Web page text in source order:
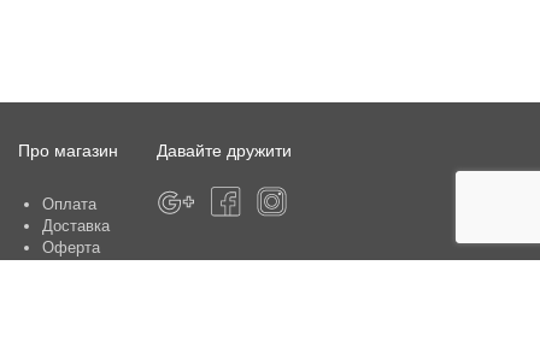
Про магазин
Оплата
Доставка
Оферта
Давайте дружити